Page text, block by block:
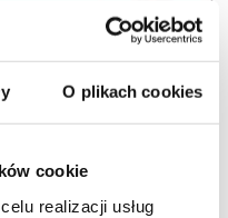
O plikach cookies
cookie
realizacji usług